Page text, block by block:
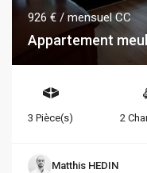
926 € / mensuel CC
Appartement
3 Pièce(s) 2
Matthis HEDIN